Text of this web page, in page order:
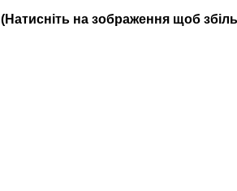
(Натисніть на зображення щоб